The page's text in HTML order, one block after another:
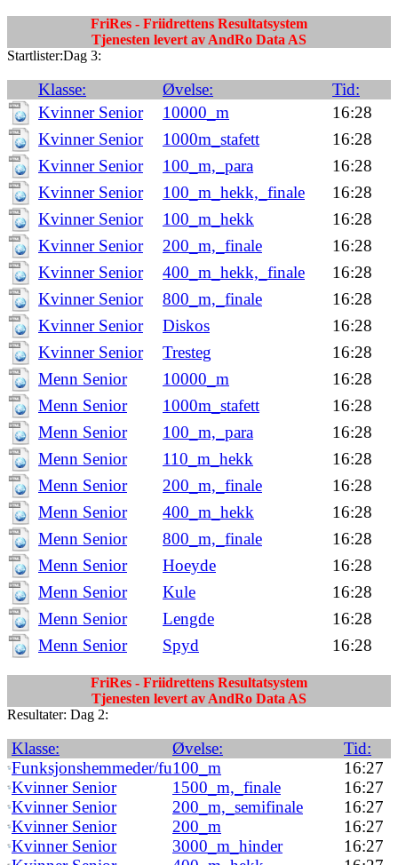
FriRes - Friidrettens Resultatsystem
Tjenesten levert av AndRo Data AS
Startlister:Dag 3:
Klasse: Øvelse:
Tid:
Kvinner Senior
10000_m
16:28
Kvinner Senior
1000m_stafett
16:28
Kvinner Senior
100_m,_para
16:28
Kvinner Senior
100_m_hekk,_finale
16:28
Kvinner Senior
100_m_hekk
16:28
Kvinner Senior
200_m,_finale
16:28
Kvinner Senior
400_m_hekk,_finale
16:28
Kvinner Senior
800_m,_finale
16:28
Kvinner Senior
Diskos
16:28
Kvinner Senior
Tresteg
16:28
Menn Senior
10000_m
16:28
Menn Senior
1000m_stafett
16:28
Menn Senior
100_m,_para
16:28
Menn Senior
110_m_hekk
16:28
Menn Senior
200_m,_finale
16:28
Menn Senior
400_m_hekk
16:28
Menn Senior
800_m,_finale
16:28
Menn Senior
Hoeyde
16:28
Menn Senior
Kule
16:28
Menn Senior
Lengde
16:28
Menn Senior
Spyd 16:28
FriRes - Friidrettens Resultatsystem
Tjenesten levert av AndRo Data AS
Resultater: Dag 2:
Klasse: Øvelse:
Tid:
Funksjonshemmeder/fu100_m
16:27
Kvinner Senior
1500_m,_finale
16:27
Kvinner Senior
200_m,_semifinale
16:27
Kvinner Senior
200_m
16:27
Kvinner Senior
3000_m_hinder
16:27